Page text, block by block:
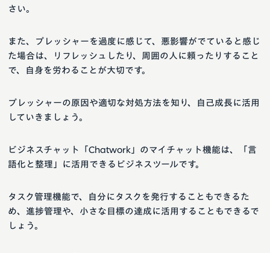
さい。
また、プレッシャーを過度に感じて、悪影響がでていると感じ
た場合は、リフレッシュしたり、周囲の人に頼ったりすること
で、自身を労わることが大切です。
プレッシャーの原因や適切な対処方法を知り、自己成長に活用
していきましょう。
ビジネスチャット「Chatwork」のマイチャット機能は、「言
語化と整理」に活用できるビジネスツールです。
タスク管理機能で、自分にタスクを発行することもできるた
め、進捗管理や、小さな目標の達成に活用することもできるで
しょう。